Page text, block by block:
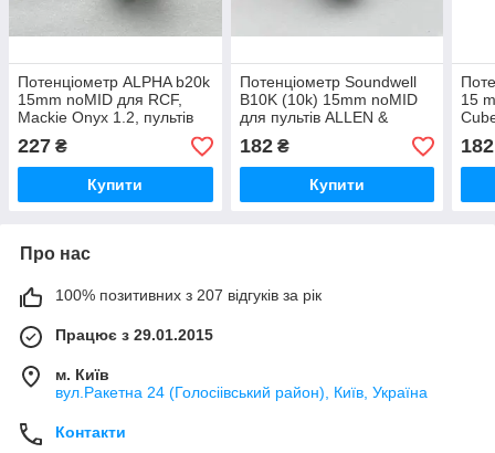
Потенціометр ALPHA b20k
15mm noMID для RCF,
Mackie Onyx 1.2, пультів
Vestax RANE TTM-56s
227 ₴
Купити
Потенціометр Soundwell
B10K (10k) 15mm noMID
для пультів ALLEN &
HEATH XONE K2
182₴
Купити
15
182
Про нас
100% позитивних з 207 відгуків за рік
Працює з 29.01.2015
м. Київ
вул.Ракетна 24 (Голосіівський район), Київ, Україна
Контакти